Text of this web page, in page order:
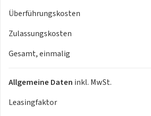
- Smart-/MirrorLink/Screen
- Soundsystem Focal
- Dynamic Stability Control (DSC)
- Beifahrerairbag
- Beifahrerairbag-Deaktivierung
- Fahrerairbag
Überführungskosten
Zulassungskosten
Gesamt, einmalig
Allgemeine Daten inkl. MwSt.
Leasingfaktor